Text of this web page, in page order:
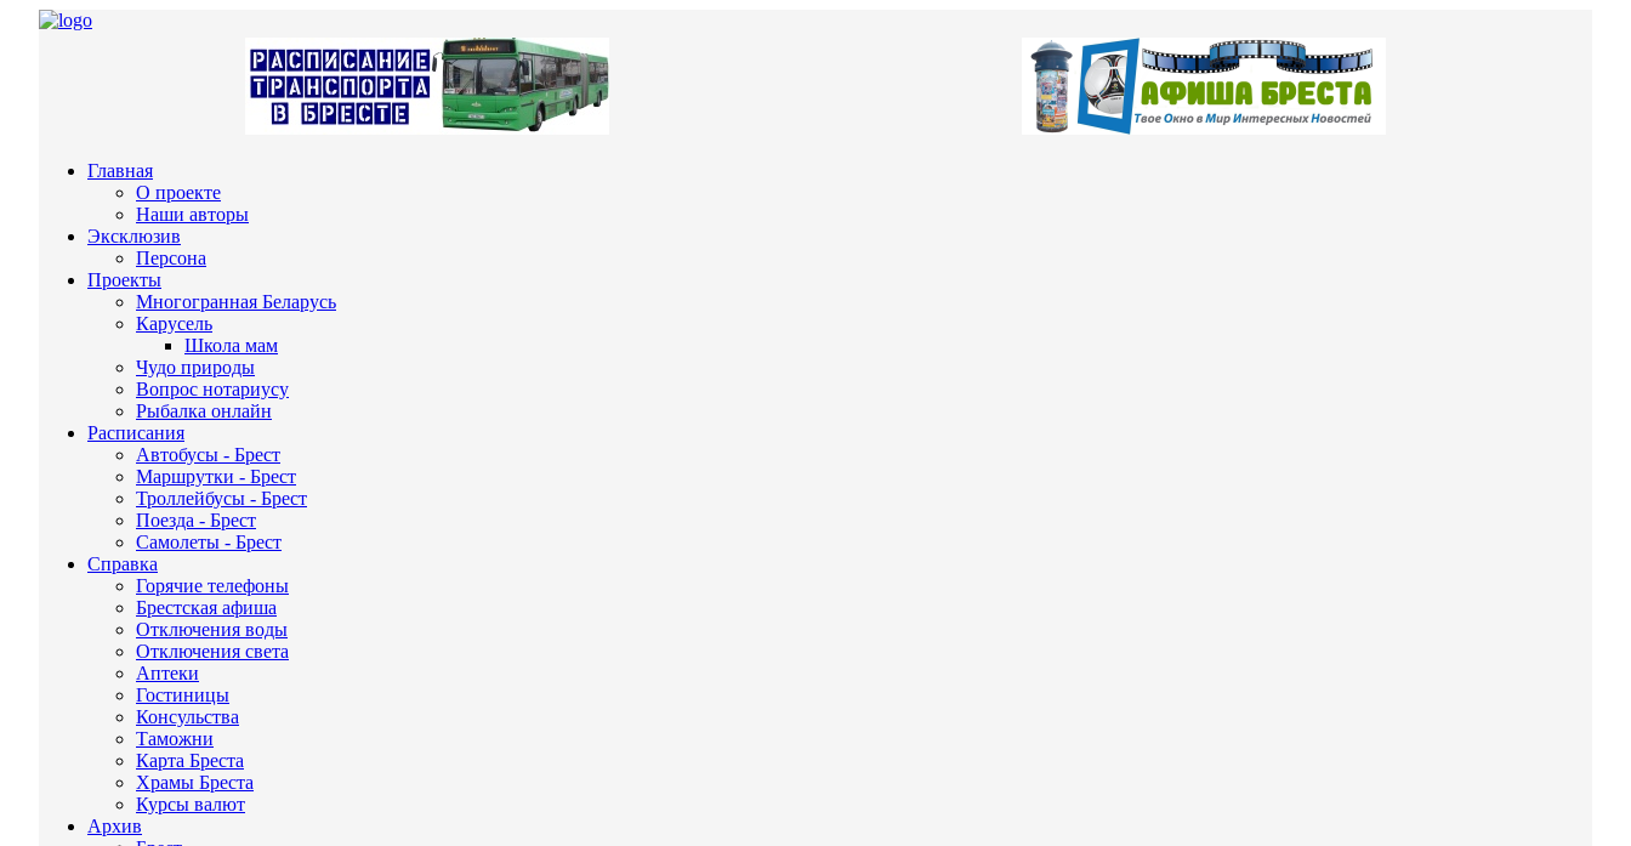
Главная
О проекте
Наши авторы
Эксклюзив
Персона
Проекты
Многогранная Беларусь
Карусель
Школа мам
Чудо природы
Вопрос нотариусу
Рыбалка онлайн
Расписания
Автобусы - Брест
Маршрутки - Брест
Троллейбусы - Брест
Поезда - Брест
Самолеты - Брест
Справка
Горячие телефоны
Брестская афиша
Отключения воды
Отключения света
Аптеки
Гостиницы
Консульства
Таможни
Карта Бреста
Храмы Бреста
Курсы валют
Архив